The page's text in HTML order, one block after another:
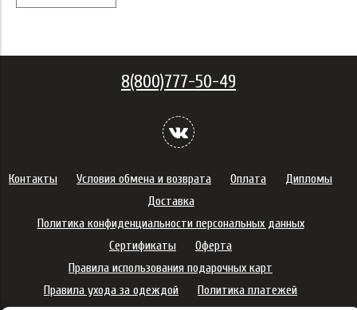
8(800)777-50-49
Контакты Условия обмена и возврата Оплата
Дипломы
Доставка
Политика конфиденциальности персональных данных
Сертификаты
Оферта
Правила использования подарочных карт
Правила ухода за одеждой
Политика платежей